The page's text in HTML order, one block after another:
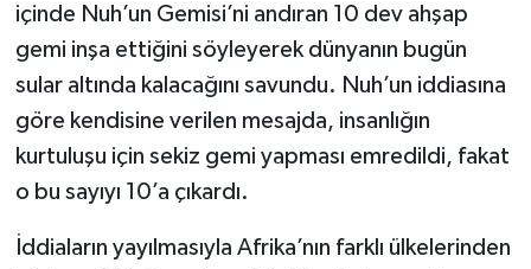
içinde Nuh’un Gemisi’ni andıran 10 dev ahşap
gemi inşa ettiğini söyleyerek dünyanın bugün
sular altında kalacağını savundu. Nuh’un iddiasına
göre kendisine verilen mesajda, insanlığın
kurtuluşu için sekiz gemi yapması emredildi, fakat
o bu sayıyı 10’a çıkardı.
İddiaların yayılmasıyla Afrika’nın farklı ülkelerinden